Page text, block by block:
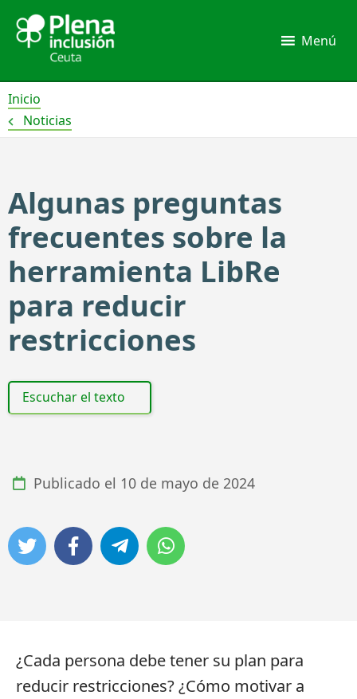
contenido
Menú
Inicio
Noticias
Algunas preguntas
frecuentes sobre la
herramienta LibRe
para reducir
restricciones
Escuchar el texto
Publicado el 10 de mayo de 2024
¿Cada persona debe tener su plan para
reducir restricciones? ¿Cómo motivar a